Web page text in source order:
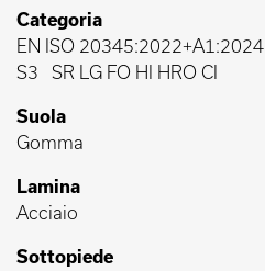
Categoria
EN ISO 20345:2022+A1:2024
S3
SR LG FO HI HRO CI
Suola
Gomma
Lamina
Acciaio
Sottopiede